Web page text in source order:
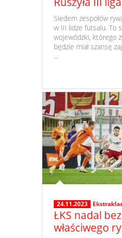
Siedem zespołów
w III lidze futsalu. To
wojewódzki, którego
będzie miał szansę
...
24.11.2023
ŁKS nadal bez
właściwego